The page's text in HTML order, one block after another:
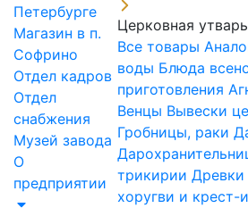
Петербурге
Магазин в п.
Софрино
Отдел кадров
Отдел
снабжения
Музей завода
О
предприятии
Церковная утварь
Все товары
воды Блюда
приготовления
Венцы Вывески
Гробницы, раки
трикирии Древки
хоругви и крест-